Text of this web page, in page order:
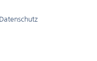
Datenschutz